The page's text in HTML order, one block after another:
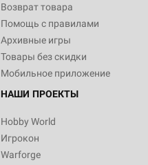
Возврат товара
Помощь с правилами
Архивные игры
Товары без скидки
Мобильное приложение
НАШИ ПРОЕКТЫ
Hobby World
Игрокон
Warforge